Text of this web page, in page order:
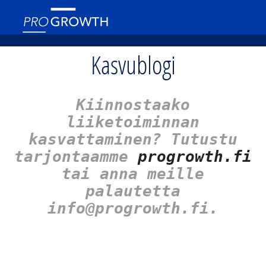
Kasvublogi
Kiinnostaako
liiketoiminnan
kasvattaminen? Tutustu
tarjontaamme progrowth.fi
tai anna meille
palautetta
info@progrowth.fi.